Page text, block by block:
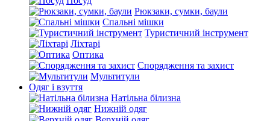
Рюкзаки, сумки, баули
Спальні мішки
Туристичний інструмент
Ліхтарі
Оптика
Спорядження та захист
Мультитули
Одяг і взуття
Натільна білизна
Нижній одяг